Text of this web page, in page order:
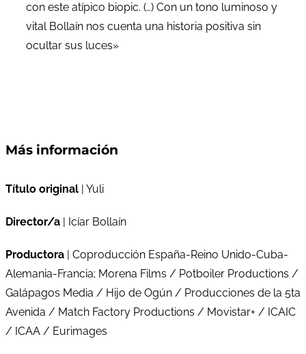
con este atípico biopic. (…) Con un tono luminoso y
vital Bollaín nos cuenta una historia positiva sin
ocultar sus luces»
Más información
Título original | Yuli
Director/a | Icíar Bollaín
Productora | Coproducción España-Reino Unido-Cuba-
Alemania-Francia; Morena Films / Potboiler Productions /
Galápagos Media / Hijo de Ogún / Producciones de la 5ta
Avenida / Match Factory Productions / Movistar+ / ICAIC
/ ICAA / Eurimages